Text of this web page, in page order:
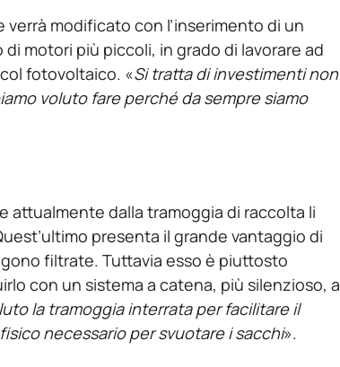
modificato con l’inserimento di un
motori più piccoli, in grado di lavorare ad
fotovoltaico. «Si tratta di investimenti non
voluto fare perché da sempre siamo
attualmente dalla tramoggia di raccolta li
presenta il grande vantaggio di
filtrate. Tuttavia esso è piuttosto
con un sistema a catena, più silenzioso, a
la tramoggia interrata per facilitare il
necessario per svuotare i sacchi».